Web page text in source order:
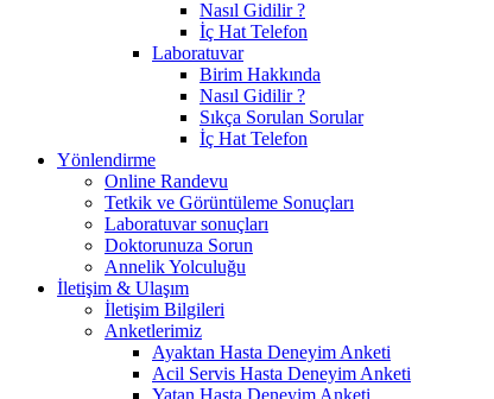
Nasıl Gidilir ?
İç Hat Telefon
Laboratuvar
Birim Hakkında
Nasıl Gidilir ?
Sıkça Sorulan Sorular
İç Hat Telefon
Yönlendirme
Online Randevu
Tetkik ve Görüntüleme Sonuçları
Laboratuvar sonuçları
Doktorunuza Sorun
Annelik Yolculuğu
İletişim & Ulaşım
İletişim Bilgileri
Anketlerimiz
Ayaktan Hasta Deneyim Anketi
Acil Servis Hasta Deneyim Anketi
Yatan Hasta Deneyim Anketi